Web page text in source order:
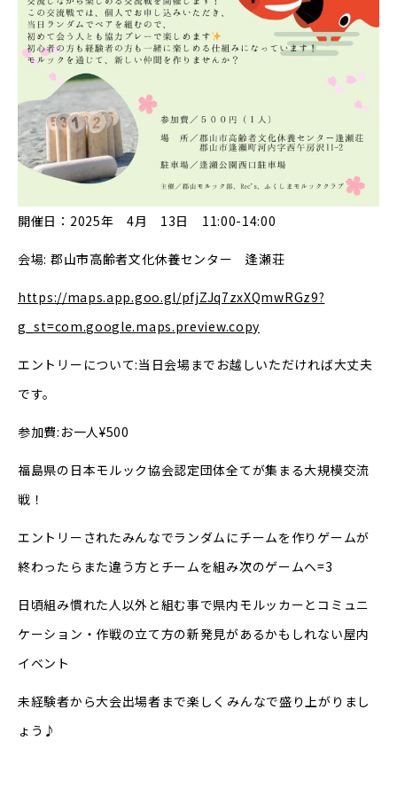
開催日：2025年 4月 13日 11:00-14:00
会場: 郡山市高齢者文化休養センター 逢瀬荘
https://maps.app.goo.gl/pfjZJq7zxXQmwRGz9?
g_st=com.google.maps.preview.copy
エントリーについて:当日会場までお越しいただければ大丈夫
です。
参加費:お一人¥500
福島県の日本モルック協会認定団体全てが集まる大規模交流
戦！
エントリーされたみんなでランダムにチームを作りゲームが
終わったらまた違う方とチームを組み次のゲームへ=3
日頃組み慣れた人以外と組む事で県内モルッカーとコミュニ
ケーション・作戦の立て方の新発見があるかもしれない屋内
イベント
未経験者から大会出場者まで楽しくみんなで盛り上がりまし
ょう♪